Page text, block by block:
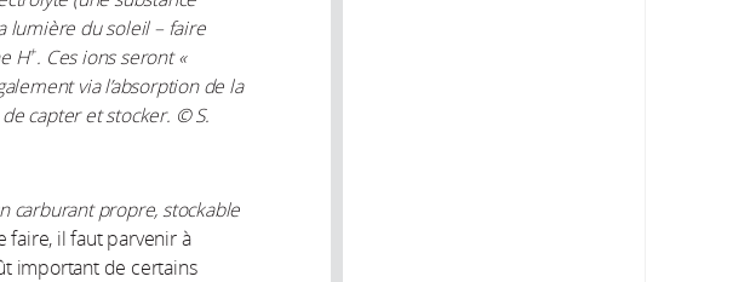
lumière du soleil – faire
H+. Ces ions seront «
via l’absorption de la
de capter et stocker. © S.
carburant propre, stockable
faire, il faut parvenir à
important de certains